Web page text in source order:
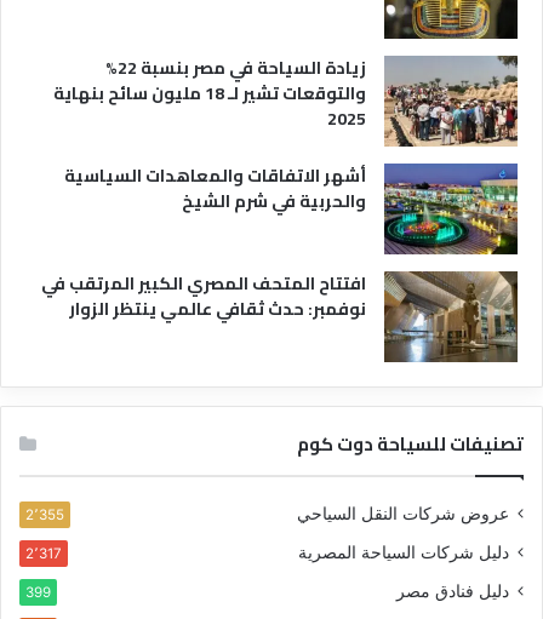
زيادة السياحة في مصر بنسبة 22%
والتوقعات تشير لـ 18 مليون سائح بنهاية
2025
أشهر الاتفاقات والمعاهدات السياسية
والحربية في شرم الشيخ
افتتاح المتحف المصري الكبير المرتقب في
نوفمبر: حدث ثقافي عالمي ينتظر الزوار
تصنيفات للسياحة دوت كوم
عروض شركات النقل السياحي 2٬355
دليل شركات السياحة المصرية 2٬317
دليل فنادق مصر 399